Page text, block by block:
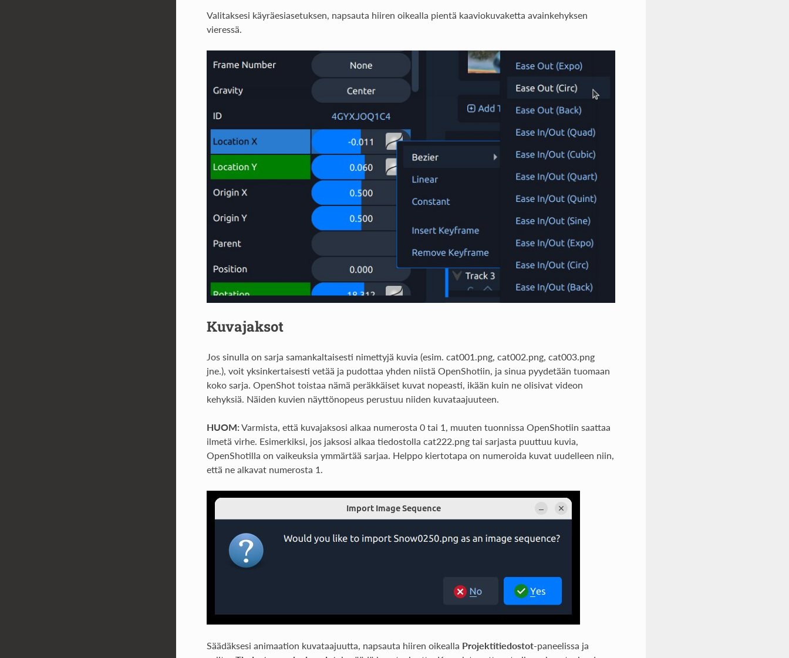
Valitaksesi käyräesiasetuksen, napsauta hiiren oikealla pientä kaaviokuvaketta avainkehyksen
vieressä.
Kuvajaksot
Jos sinulla on sarja samankaltaisesti nimettyjä kuvia (esim. cat001.png, cat002.png, cat003.png
jne.), voit yksinkertaisesti vetää ja pudottaa yhden niistä OpenShotiin, ja sinua pyydetään tuomaan
koko sarja. OpenShot toistaa nämä peräkkäiset kuvat nopeasti, ikään kuin ne olisivat videon
kehyksiä. Näiden kuvien näyttönopeus perustuu niiden kuvataajuuteen.
HUOM: Varmista, että kuvajaksosi alkaa numerosta 0 tai 1, muuten tuonnissa OpenShotiin saattaa
ilmetä virhe. Esimerkiksi, jos jaksosi alkaa tiedostolla cat222.png tai sarjasta puuttuu kuvia,
OpenShotilla on vaikeuksia ymmärtää sarjaa. Helppo kiertotapa on numeroida kuvat uudelleen niin,
että ne alkavat numerosta 1.
Säädäksesi animaation kuvataajuutta, napsauta hiiren oikealla Projektitiedostot-paneelissa ja